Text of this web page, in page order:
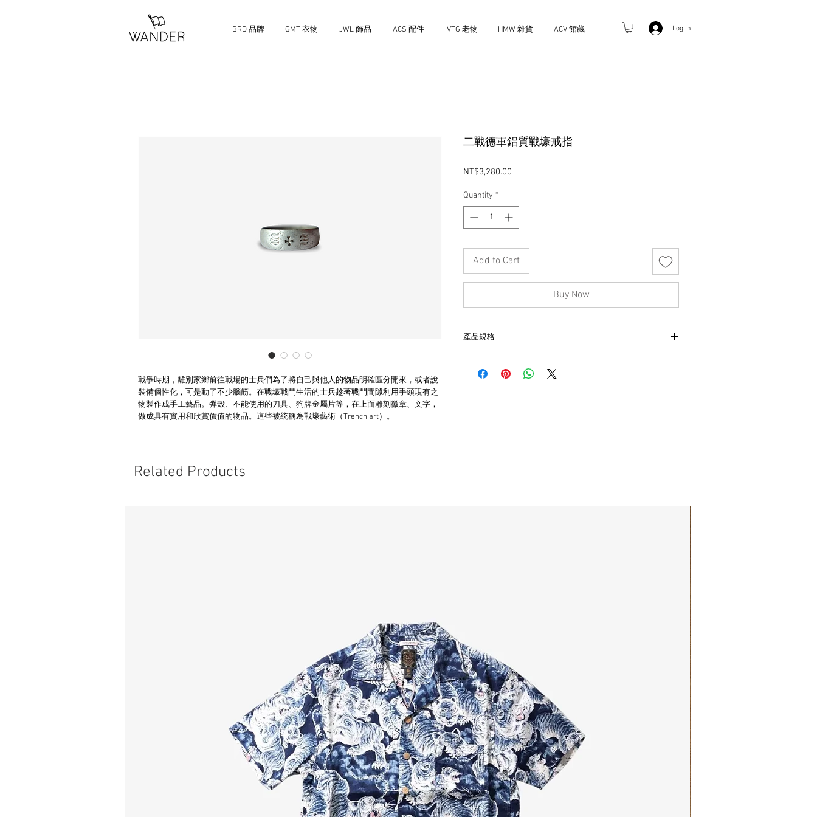
BRD 品牌 GMT 衣物 JWL 飾品 ACS 配件 VTG 老物 HMW 雜貨 ACV 館藏 Log In
戰爭時期，離別家鄉前往戰場的士兵們為了將自己與他人的物品明確區分開來，或者說
裝備個性化，可是動了不少腦筋。在戰壕戰鬥生活的士兵趁著戰鬥間隙利用手頭現有之
物製作成手工藝品。彈殼、不能使用的刀具、狗牌金屬片等，在上面雕刻徽章、文字，
做成具有實用和欣賞價值的物品。這些被統稱為戰壕藝術（Trench art）。
二戰德軍鋁質戰壕戒指
NT$3,280.00
Quantity *
Add to Cart
Buy Now
產品規格
- 本品為約美國戒圍#11
Related Products